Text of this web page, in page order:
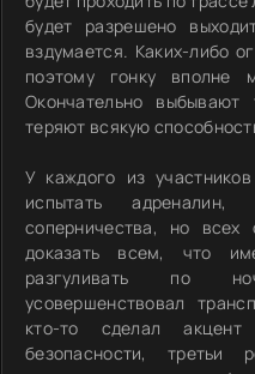
будет разрешено
вздумается. Каких-либо
поэтому гонку вполне
Окончательно
теряют всякую
У каждого из
испытать
соперничества, но
доказать всем, что
разгуливать по
усовершенствовал
кто-то сделал
безопасности, третьи